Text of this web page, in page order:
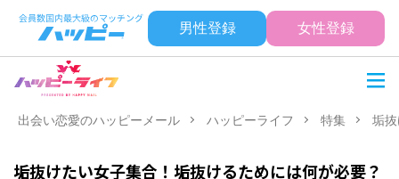
男性登録 女性登録
出会い恋愛のハッピーメール ハッピーライフ 特集 垢
垢抜けたい女子集合！垢抜けるためには何が必要？